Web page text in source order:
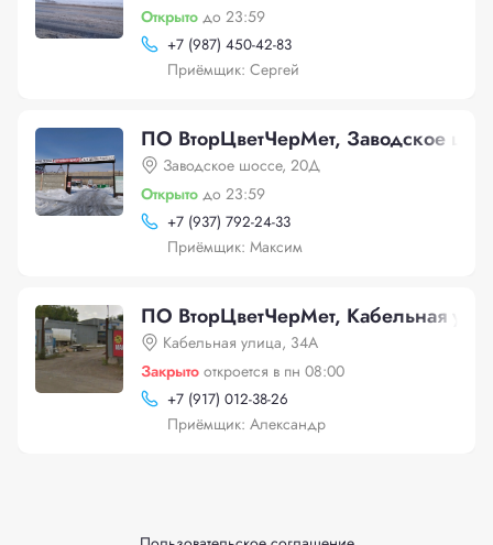
Открыто до 23:59
+7 (987) 450-42-83
Приёмщик: Сергей
ПО ВторЦветЧерМет, Заводское
Заводское шоссе, 20Д
Открыто до 23:59
+7 (937) 792-24-33
Приёмщик: Максим
ПО ВторЦветЧерМет, Кабельная
Кабельная улица, 34А
Закрыто откроется в пн 08:00
+7 (917) 012-38-26
Приёмщик: Александр